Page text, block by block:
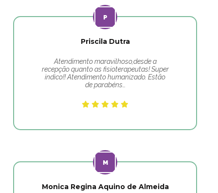
Priscila Dutra
Atendimento maravilhoso,desde a
recepção quanto as fisioterapeutas! Super
indico!! Atendimento humanizado. Estão
de parabéns…
Monica Regina Aquino de Almeida